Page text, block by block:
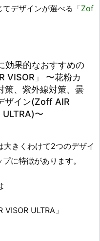
デザインが選べる「Zof
効果的なおすすめの
VISOR」 〜花粉カ
策、紫外線対策、曇
ザイン(Zoff AIR
〜
大きくわけて2つのデザイ
に特徴があります。
ULTRA」